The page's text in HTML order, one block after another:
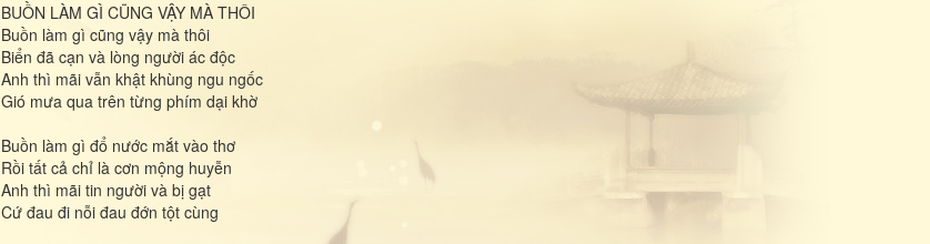
BUỒN LÀM GÌ CŨNG VẬY MÀ THÔI
Buồn làm gì cũng vậy mà thôi
Biển đã cạn và lòng người ác độc
Anh thì mãi vẫn khật khùng ngu ngốc
Gió mưa qua trên từng phím dại khờ
Buồn làm gì đổ nước mắt vào thơ
Rồi tất cả chỉ là cơn mộng huyễn
Anh thì mãi tin người và bị gạt
Cứ đau đi nỗi đau đớn tột cùng